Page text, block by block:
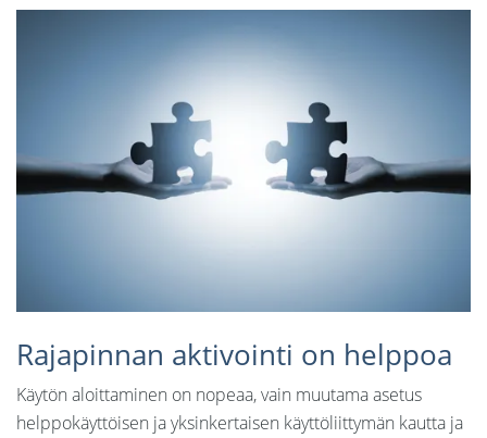
Rajapinnan aktivointi on helppoa
Käytön aloittaminen on nopeaa, vain muutama asetus
helppokäyttöisen ja yksinkertaisen käyttöliittymän kautta ja